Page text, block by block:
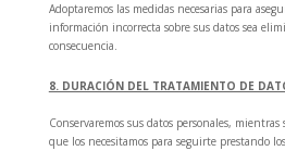
Adoptaremos las medidas necesarias para
información incorrecta sobre sus datos sea
consecuencia.
8. DURACIÓN DEL TRATAMIENTO DE
Conservaremos sus datos personales,
que los necesitamos para seguirte prestando